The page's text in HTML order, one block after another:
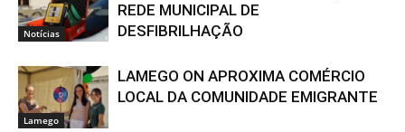
Notícias
REDE MUNICIPAL DE
DESFIBRILHAÇÃO
Lamego
LAMEGO ON APROXIMA COMÉRCIO
LOCAL DA COMUNIDADE EMIGRANTE